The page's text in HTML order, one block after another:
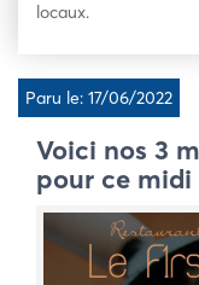
locaux.
Paru le: 17/06/2022
Voici nos 3
pour ce midi